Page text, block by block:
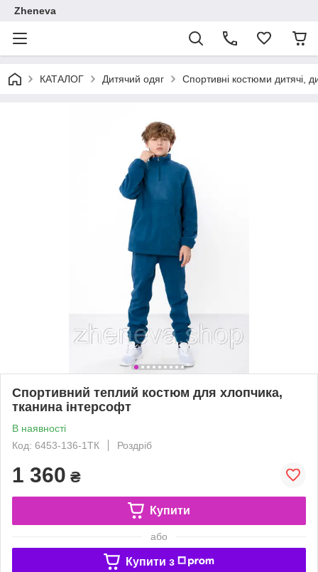
Zheneva
КАТАЛОГ Дитячий одяг Спортивні костюми дитячі,
Спортивний теплий костюм для хлопчика,
тканина інтерсофт
В наявності
Код: 6453-136-1ТК
Роздріб
1 360 ₴
Купити
або
Купити з